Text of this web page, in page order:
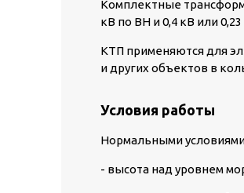
Комплектные
кВ по ВН и 0,4 кВ или
КТП применяются для
и других объектов в
Условия работы
Нормальными
- высота над уровнем